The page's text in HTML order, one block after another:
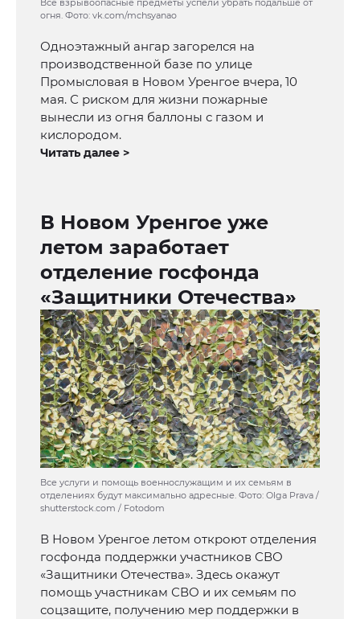
Все взрывоопасные предметы успели убрать подальше от
огня. Фото: vk.com/mchsyanao
Одноэтажный ангар загорелся на
производственной базе по улице
Промысловая в Новом Уренгое вчера, 10
мая. С риском для жизни пожарные
вынесли из огня баллоны с газом и
кислородом.
Читать далее >
В Новом Уренгое уже
летом заработает
отделение госфонда
«Защитники Отечества»
Все услуги и помощь военнослужащим и их семьям в
отделениях будут максимально адресные. Фото: Olga Prava /
shutterstock.com / Fotodom
В Новом Уренгое летом откроют отделения
госфонда поддержки участников СВО
«Защитники Отечества». Здесь окажут
помощь участникам СВО и их семьям по
соцзащите, получению мер поддержки в